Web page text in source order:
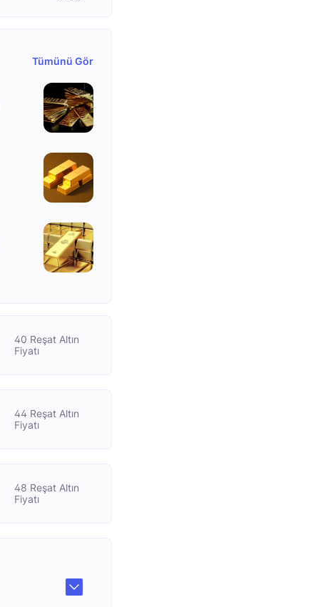
Tümünü Gör
40 Reşat Altın
Fiyatı
44 Reşat Altın
Fiyatı
48 Reşat Altın
Fiyatı